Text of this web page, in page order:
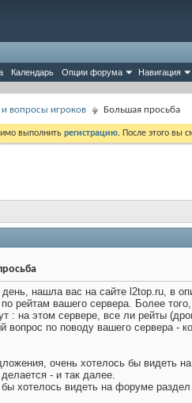
Календарь Опции форума Навигация
вопросы игроков Большая просьба
выполнить регистрацию. После этого вы
нашла вас на сайте l2top.ru, в
рейтам вашего сервера. Более
: на этом сервере, все ли рейты
вопрос по поводу вашего сервера -
очень хотелось бы видеть
- и так далее.
хотелось видеть на форуме